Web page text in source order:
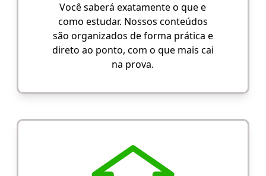
Você saberá exatamente o que e
como estudar. Nossos conteúdos
são organizados de forma prática e
direto ao ponto, com o que mais cai
na prova.